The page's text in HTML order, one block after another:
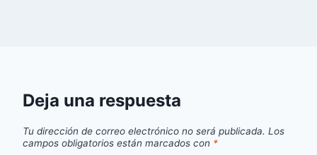
Deja una respuesta
Tu dirección de correo electrónico no será publicada. Los
campos obligatorios están marcados con *